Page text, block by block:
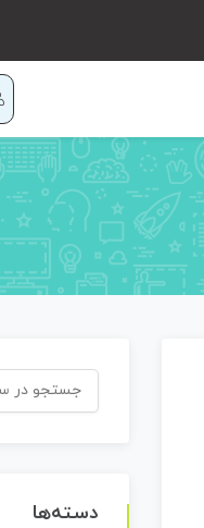
جستجو
برای:
دسته‌ها